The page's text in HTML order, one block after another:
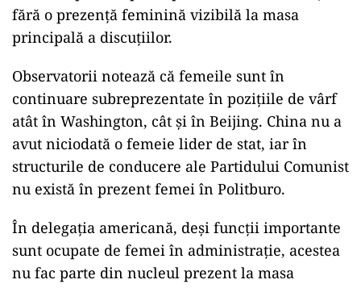
fără o prezență feminină vizibilă la masa
principală a discuțiilor.
Observatorii notează că femeile sunt în
continuare subreprezentate în pozițiile de vârf
atât în Washington, cât și în Beijing. China nu a
avut niciodată o femeie lider de stat, iar în
structurile de conducere ale Partidului Comunist
nu există în prezent femei în Politburo.
În delegația americană, deși funcții importante
sunt ocupate de femei în administrație, acestea
nu fac parte din nucleul prezent la masa